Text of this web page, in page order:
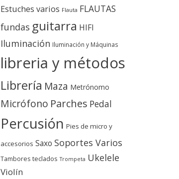
Estuches varios Flauta FLAUTAS
fundas guitarra HIFI
Iluminación Iluminación y Máquinas
libreria y métodos
Librería Maza Metrónomo
Micrófono Parches Pedal
Percusión Pies de micro y
accesorios Saxo Soportes Varios
Tambores teclados Trompeta Ukelele
Violín